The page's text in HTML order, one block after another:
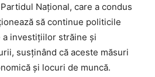
Național, care a condus
să continue politicile
investițiilor străine și
susținând că aceste măsuri
și locuri de muncă.